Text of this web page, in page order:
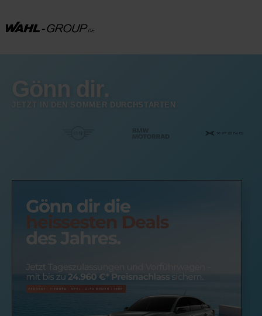
Gönn dir.
JETZT IN DEN SOMMER DURCHSTARTEN